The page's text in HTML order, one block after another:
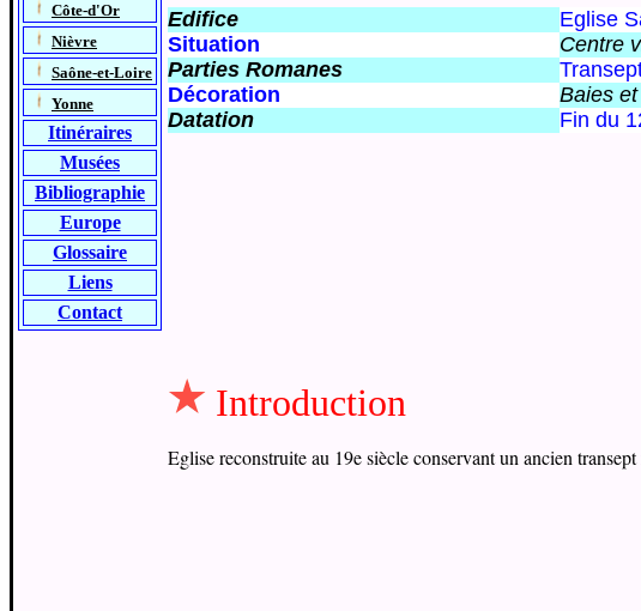
Côte-d'Or
Nièvre
Saône-et-Loire
Yonne
Itinéraires
Musées
Bibliographie
Europe
Glossaire
Liens
Contact
Edifice
Eglise
Situation
Centre
Parties Romanes
Décoration
Baies
Datation
Fin du
Introduction
Eglise reconstruite au 19e siècle conservant un ancien